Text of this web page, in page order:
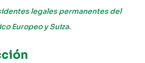
legales permanentes del
Europeo y Suiza.